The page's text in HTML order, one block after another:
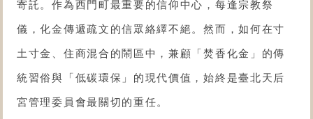
寄託。作為西門町最重要的信仰中心，每逢宗教祭
儀，化金傳遞疏文的信眾絡繹不絕。然而，如何在寸
土寸金、住商混合的鬧區中，兼顧「焚香化金」的傳
統習俗與「低碳環保」的現代價值，始終是臺北天后
宮管理委員會最關切的重任。